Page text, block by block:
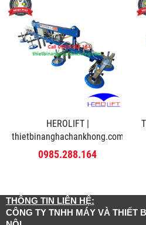
HEROLIFT |
thietbinanghachankhong.com
0985.288.164
THÔNG TIN LIÊN HỆ:
CÔNG TY TNHH MÁY VÀ THIẾT